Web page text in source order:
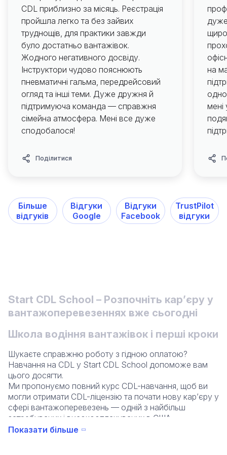
CDL приблизно за місяць. Реєстрація
пройшла легко та без зайвих
труднощів, для практики завжди
було достатньо вантажівок.
Жодного негативного досвіду.
Інструктори чудово пояснюють
пневматичні гальма, передрейсовий
огляд та інші теми. Дуже дружня й
підтримуюча команда — справжня
сімейна атмосфера. Мені все дуже
сподобалося!
Поділитися
на
мені
Більше
відгуків
Відгуки
Google
Відгуки
Facebook
TrustPilot
відгуки
Start CDL School – Розпочніть кар’єру у
вантажоперевезеннях вже сьогодні
Школа водіння вантажівок і перші кроки
Шукаєте справжню роботу з гідною оплатою?
Навчання на CDL у Start CDL School допоможе вам
цього досягти.
Ми пропонуємо повний курс CDL-навчання, щоб ви
могли отримати CDL-ліцензію та почати нову кар’єру у
сфері вантажоперевезень — одній з найбільш
затребуваних і високооплачуваних в США.
Наша програма CDL-навчання включає:
Показати більше